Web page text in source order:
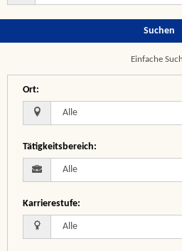
Suchen
Einfache
Ort:
Tätigkeitsbereich:
Karrierestufe: